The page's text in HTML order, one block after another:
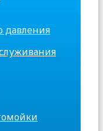
давления